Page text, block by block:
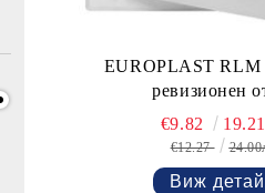
EUROPLAST RLM
ревизионен
€9.82
€12.27
Виж